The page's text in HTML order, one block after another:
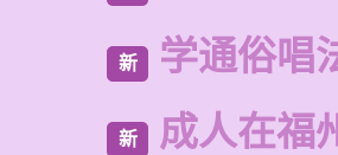
新 学通俗唱
新 成人在福